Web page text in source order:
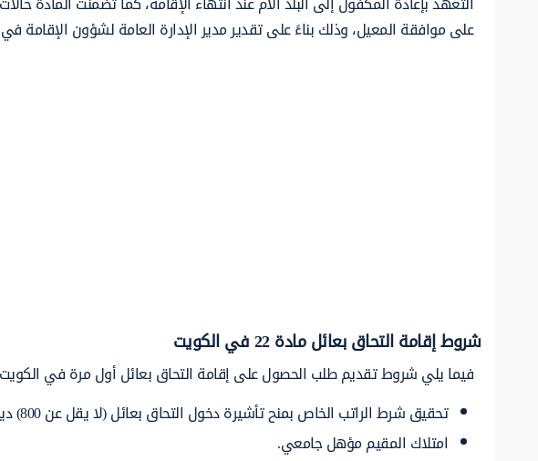
على موافقة المعيل، وذلك بناءً على تقدير مدير الإدارة العامة لشؤون الإقامة
شروط إقامة التحاق بعائل مادة 22 في الكويت
فيما يلي شروط تقديم طلب الحصول على إقامة التحاق بعائل أول مرة في الكويت
تحقيق شرط الراتب الخاص بمنح تأشيرة دخول التحاق بعائل (لا يقل عن 800) دينار كويتي.
امتلاك المقيم مؤهل جامعي.